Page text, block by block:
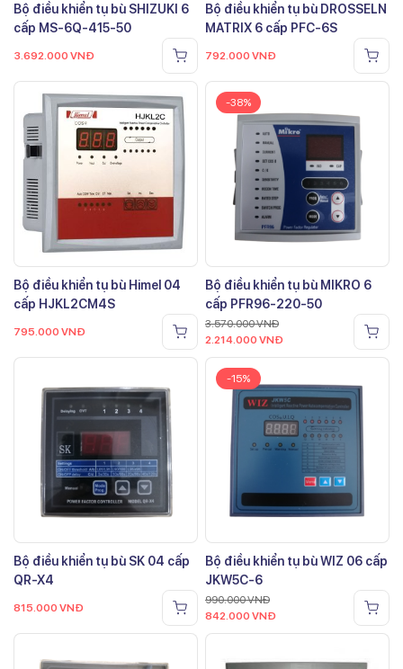
Bộ điều khiển tụ bù SHIZUKI 6
cấp MS-6Q-415-50
3.692.000 VNĐ
Bộ điều khiển tụ bù DROSSELN
MATRIX 6 cấp PFC-6S
792.000 VNĐ
Bộ điều khiển tụ bù Himel 04
cấp HJKL2CM4S
795.000 VNĐ
-38%
Bộ điều khiển tụ bù MIKRO 6
cấp PFR96-220-50
3.570.000VNĐ
2.214.000 VNĐ
Bộ điều khiển tụ bù SK 04 cấp
QR-X4
815.000 VNĐ
-15%
Bộ điều khiển tụ bù WIZ 06 cấp
JKW5C-6
990.000VNĐ
842.000 VNĐ